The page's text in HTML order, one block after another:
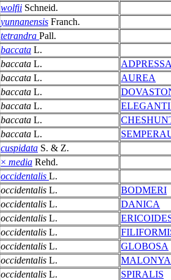
wolfii Schneid.
yunnanensis Franch.
tetrandra Pall.
baccata L.
baccata L.
baccata L.
AUREA
baccata L.
baccata L.
baccata L.
baccata L.
cuspidata S. & Z.
× media Rehd.
occidentalis L.
occidentalis L.
BODMERI
occidentalis L.
DANICA
occidentalis L.
occidentalis L.
occidentalis L.
GLOBOSA
occidentalis L.
occidentalis L.
SPIRALIS